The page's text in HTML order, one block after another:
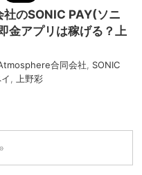
社のSONIC PAY(ソニ
金アプリは稼げる？上
合同会社
SONIC
上野彩